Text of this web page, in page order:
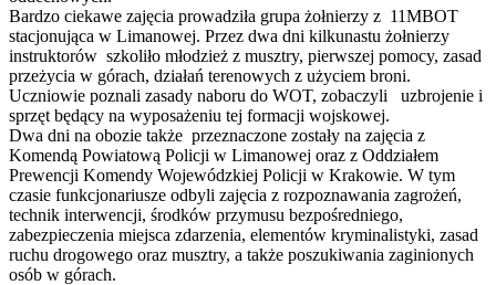
Bardzo ciekawe zajęcia prowadziła grupa żołnierzy z 11MBOT
stacjonująca w Limanowej. Przez dwa dni kilkunastu żołnierzy
instruktorów szkoliło młodzież z musztry, pierwszej pomocy, zasad
przeżycia w górach, działań terenowych z użyciem broni.
Uczniowie poznali zasady naboru do WOT, zobaczyli uzbrojenie i
sprzęt będący na wyposażeniu tej formacji wojskowej.
Dwa dni na obozie także przeznaczone zostały na zajęcia z
Komendą Powiatową Policji w Limanowej oraz z Oddziałem
Prewencji Komendy Wojewódzkiej Policji w Krakowie. W tym
czasie funkcjonariusze odbyli zajęcia z rozpoznawania zagrożeń,
technik interwencji, środków przymusu bezpośredniego,
zabezpieczenia miejsca zdarzenia, elementów kryminalistyki, zasad
ruchu drogowego oraz musztry, a także poszukiwania zaginionych
osób w górach.